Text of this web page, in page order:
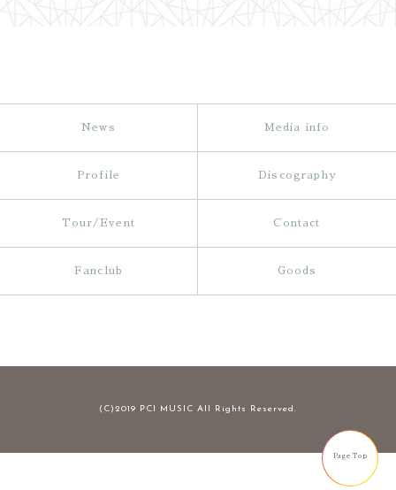
Page Top
News Media info
Profile Discography
Tour/Event Contact
Fanclub Goods
(C)2019 PCI MUSIC All Rights Reserved.